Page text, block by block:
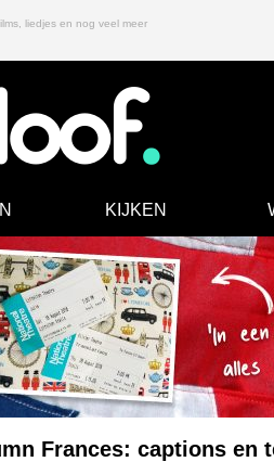
liedjes en nog veel meer
KIJKEN
Frances: captions en